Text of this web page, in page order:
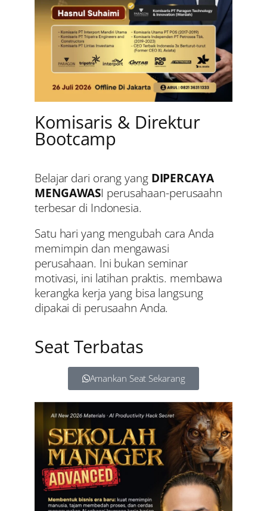
Komisaris & Direktur
Bootcamp
Belajar dari orang yang DIPERCAYA
MENGAWASI perusahaan-perusaahn
terbesar di Indonesia.
Satu hari yang mengubah cara Anda
memimpin dan mengawasi
perusahaan. Ini bukan seminar
motivasi, ini latihan praktis. membawa
kerangka kerja yang bisa langsung
dipakai di perusaahn Anda.
Seat Terbatas
Amankan Seat Sekarang